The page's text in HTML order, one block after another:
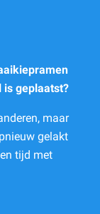
is geplaatst?
maar
gelakt
tijd met